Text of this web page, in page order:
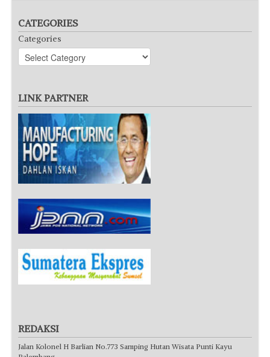
CATEGORIES
Categories
LINK PARTNER
REDAKSI
Jalan Kolonel H Barlian No.773 Samping Hutan Wisata Punti Kayu